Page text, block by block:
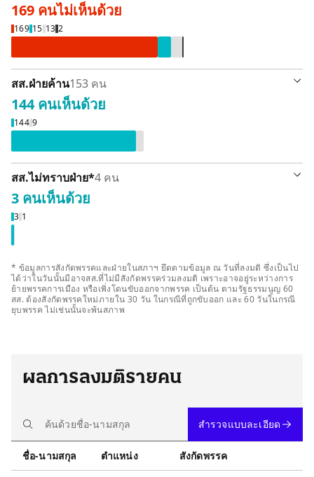
169 คนไม่เห็นด้วย
169 15 13 2
ไม่เห็นด้วย 169 คน
สส.ฝ่ายค้าน153 คน
144 คนเห็นด้วย
144 9
เห็นด้วย 144 คนลา / ขาดลงมติ 9 คน
สส.ไม่ทราบฝ่าย*รายละเอียด
4 คน
3 คนเห็นด้วย
3 1
วย 3 คน
ลงมติ 1 คน
* ข้อมูลการสังกัดพรรคและฝ่ายในสภาฯ ยึดตามข้อมูล ณ วันที่ลงมติ ซึ่งเป็นไป
ได้ว่าในวันนั้นมีอาจสส.ที่ไม่มีสังกัดพรรคร่วมลงมติ เพราะอาจอยู่ระหว่างการ
ย้ายพรรคการเมือง หรือเพิ่งโดนขับออกจากพรรค เป็นต้น ตามรัฐธรรมนูญ 60
สส. ต้องสังกัดพรรคใหม่ภายใน 30 วัน ในกรณีที่ถูกขับออก และ 60 วันในกรณี
ยุบพรรค ไม่เช่นนั้นจะพ้นสภาพ
ผลการลงมติรายคน
สำรวจแบบละเอียด
ชื่อ-นามสกุล ตำแหน่ง สังกัดพรรค